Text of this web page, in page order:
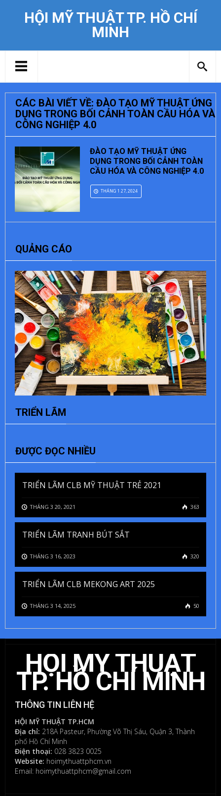
HỘI MỸ THUẬT TP. HỒ CHÍ
MINH
CÁC BÀI VIẾT VỀ: ĐÀO TẠO MỸ THUẬT ỨNG
DỤNG TRONG BỐI CẢNH TOÀN CẦU HÓA VÀ
CÔNG NGHIỆP 4.0
ĐÀO TẠO MỸ THUẬT ỨNG
DỤNG TRONG BỐI CẢNH TOÀN
CẦU HÓA VÀ CÔNG NGHIỆP 4.0
THÁNG 1 27, 2024
QUẢNG CÁO
TRIỂN LÃM
ĐƯỢC ĐỌC NHIỀU
TRIỂN LÃM CLB MỸ THUẬT TRẺ 2021
THÁNG 3 20, 2021 363
TRIỂN LÃM TRANH BÚT SẮT
THÁNG 3 16, 2023 320
TRIỂN LÃM CLB MEKONG ART 2025
THÁNG 3 14, 2025 50
HỘI MỸ THUẬT
TP. HỒ CHÍ MINH
THÔNG TIN LIÊN HỆ
HỘI MỸ THUẬT TP.HCM
Địa chỉ: 218A Pasteur, Phường Võ Thị Sáu, Quận 3, Thành
phố Hồ Chí Minh
Điện thoại: 028 3823 0025
Website: hoimythuattphcm.vn
Email: hoimythuattphcm@gmail.com